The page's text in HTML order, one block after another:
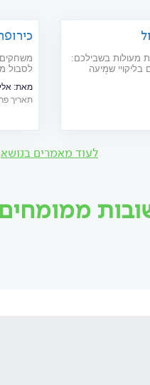
מעולות בשבילכם:
בליקויי שמיעה
לסבול
מאת: אלי
תאריך פרסום:
לעוד מאמרים בנושא
ממומחים